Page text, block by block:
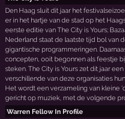
Den Haag sluit dit jaar het
er in het hartje van de stad op het
eerste editie van The City is Yours;
Nederland staat de laatste tijd bol van
gigantische programmeringen.
concepten, ooit begonnen als feestje
steken. The City is Yours zet dit jaar
verschillende van deze organisaties
Het wordt een verzameling van kleine
gericht op muziek, met de volgende
Warren Fellow In Profile